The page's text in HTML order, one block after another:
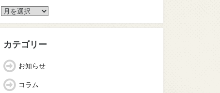
ア
カ
ブ
カテゴリー
お知らせ
コラム